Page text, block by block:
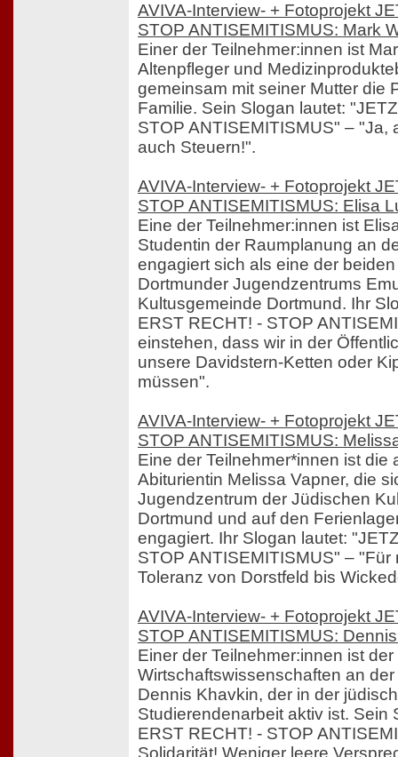
AVIVA-Interview- + Fotoprojekt
STOP ANTISEMITISMUS: Mark
Einer der Teilnehmer:innen ist
Altenpfleger und
gemeinsam mit seiner Mutter die
Familie. Sein Slogan lautet:
STOP ANTISEMITISMUS" – "Ja,
auch Steuern!".
AVIVA-Interview- + Fotoprojekt
STOP ANTISEMITISMUS: Elisa
Eine der Teilnehmer:innen ist
Studentin der Raumplanung an
engagiert sich als eine der
Dortmunder Jugendzentrums
Kultusgemeinde Dortmund. Ihr
ERST RECHT! - STOP
einstehen, dass wir in der
unsere Davidstern-Ketten oder
müssen".
AVIVA-Interview- + Fotoprojekt
STOP ANTISEMITISMUS:
Eine der Teilnehmer*innen ist die
Abiturientin Melissa Vapner, die
Jugendzentrum der Jüdischen
Dortmund und auf den
engagiert. Ihr Slogan lautet:
STOP ANTISEMITISMUS" – "Für
Toleranz von Dorstfeld bis
AVIVA-Interview- + Fotoprojekt
STOP ANTISEMITISMUS:
Einer der Teilnehmer:innen ist
Wirtschaftswissenschaften an
Dennis Khavkin, der in der
Studierendenarbeit aktiv ist. Sein
ERST RECHT! - STOP